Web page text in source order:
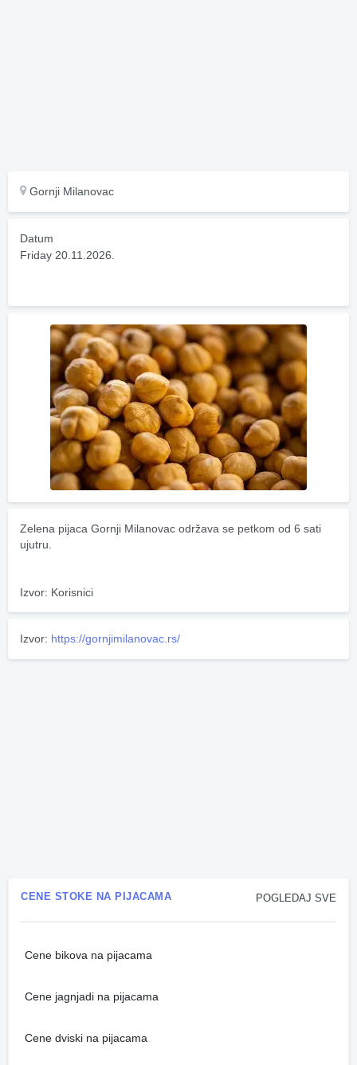
Gornji Milanovac
Datum
Friday 20.11.2026.
Zelena pijaca Gornji Milanovac održava se petkom od 6 sati
ujutru.
Izvor: Korisnici
Izvor: https://gornjimilanovac.rs/
POGLEDAJ SVE
CENE STOKE NA PIJACAMA
Cene bikova na pijacama
Cene jagnjadi na pijacama
Cene dviski na pijacama